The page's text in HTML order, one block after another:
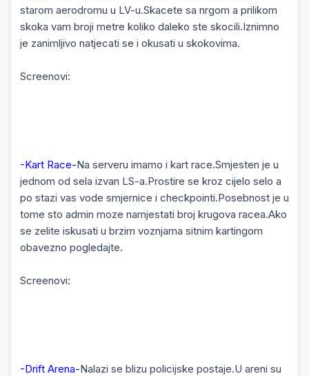
starom aerodromu u LV-u.Skacete sa nrgom a prilikom
skoka vam broji metre koliko daleko ste skocili.Iznimno
je zanimljivo natjecati se i okusati u skokovima.
Screenovi:
-Kart Race-Na serveru imamo i kart race.Smjesten je u
jednom od sela izvan LS-a.Prostire se kroz cijelo selo a
po stazi vas vode smjernice i checkpointi.Posebnost je u
tome sto admin moze namjestati broj krugova racea.Ako
se zelite iskusati u brzim voznjama sitnim kartingom
obavezno pogledajte.
Screenovi:
-Drift Arena-Nalazi se blizu policijske postaje.U areni su